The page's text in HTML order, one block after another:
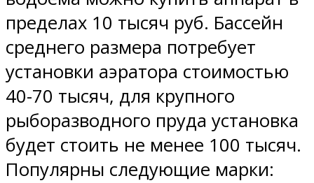
пределах 10 тысяч руб. Бассейн
среднего размера потребует
установки аэратора стоимостью
40-70 тысяч, для крупного
рыборазводного пруда установка
будет стоить не менее 100 тысяч.
Популярны следующие марки: